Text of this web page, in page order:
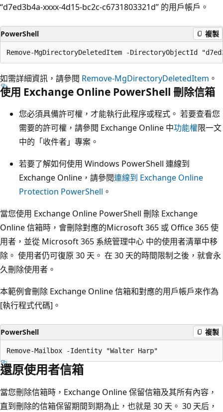
“d7ed3b4a-xxxx-4d15-bc2c-c6731803321d” 的用戶帳戶。
PowerShell 複製
如需詳細資訊，請參閱 Remove-MgDirectoryDeletedItem 。
使用 Exchange Online PowerShell 刪除信箱
您必須具備許可權，才能執行此程序或程式。 若要查看您
需要的許可權，請參閱 Exchange Online 中功能權限一文
中的「收件者」專案。
若要了解如何使用 Windows PowerShell 連線到
Exchange Online，請參閱連線到 Exchange Online
Protection PowerShell 。
當您使用 Exchange Online PowerShell 刪除 Exchange
Online 信箱時，會刪除對應的Microsoft 365 或 Office 365 使
用者，並從 Microsoft 365 系統管理中心 中的使用者清單中移
除。 使用者仍可復原 30 天。 在 30 天的時間限制之後，就會永
久刪除使用者。
本範例會刪除 Exchange Online 信箱和對應的用戶帳戶來作為
[執行程式代碼]。
PowerShell 複製
還原使用者信箱
當您刪除信箱時，Exchange Online 保留信箱及其所有內容，
直到刪除的信箱保留期間到期為止，也就是 30 天。 30 天后，